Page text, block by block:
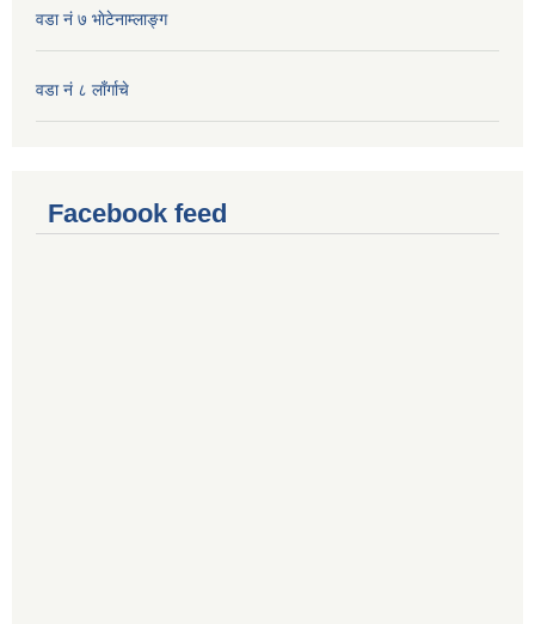
वडा नं ७ भाेटेनाम्लाङ्ग
वडा नं ८ लाँर्गाचे
Facebook feed